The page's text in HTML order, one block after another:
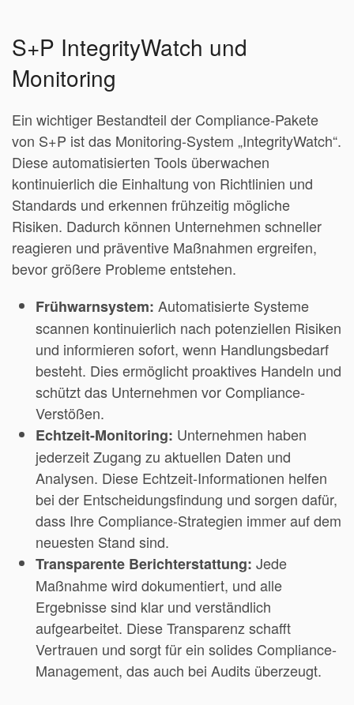
S+P IntegrityWatch und
Monitoring
Ein wichtiger Bestandteil der Compliance-Pakete
von S+P ist das Monitoring-System „IntegrityWatch“.
Diese automatisierten Tools überwachen
kontinuierlich die Einhaltung von Richtlinien und
Standards und erkennen frühzeitig mögliche
Risiken. Dadurch können Unternehmen schneller
reagieren und präventive Maßnahmen ergreifen,
bevor größere Probleme entstehen.
Frühwarnsystem: Automatisierte Systeme
scannen kontinuierlich nach potenziellen Risiken
und informieren sofort, wenn Handlungsbedarf
besteht. Dies ermöglicht proaktives Handeln und
schützt das Unternehmen vor Compliance-
Verstößen.
Echtzeit-Monitoring: Unternehmen haben
jederzeit Zugang zu aktuellen Daten und
Analysen. Diese Echtzeit-Informationen helfen
bei der Entscheidungsfindung und sorgen dafür,
dass Ihre Compliance-Strategien immer auf dem
neuesten Stand sind.
Transparente Berichterstattung: Jede
Maßnahme wird dokumentiert, und alle
Ergebnisse sind klar und verständlich
aufgearbeitet. Diese Transparenz schafft
Vertrauen und sorgt für ein solides Compliance-
Management, das auch bei Audits überzeugt.